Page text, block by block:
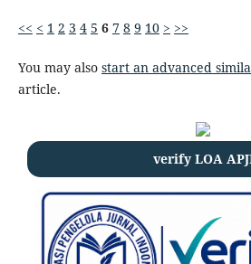
<< < 1 2 3 4 5 6 7 8 9 10 > >>
You may also start an advanced
article.
verify LOA